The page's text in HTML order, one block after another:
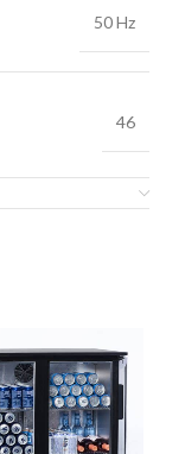
50 Hz
46